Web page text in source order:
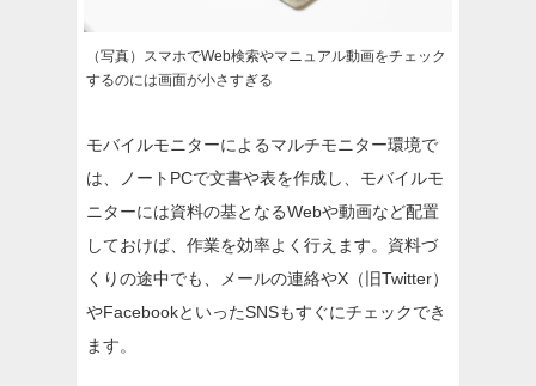
（写真）スマホでWeb検索やマニュアル動画をチェック
するのには画面が小さすぎる
モバイルモニターによるマルチモニター環境で
は、ノートPCで文書や表を作成し、モバイルモ
ニターには資料の基となるWebや動画など配置
しておけば、作業を効率よく行えます。資料づ
くりの途中でも、メールの連絡やX（旧Twitter）
やFacebookといったSNSもすぐにチェックでき
ます。